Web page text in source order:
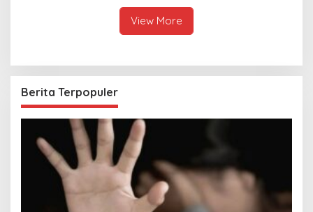
View More
Berita Terpopuler